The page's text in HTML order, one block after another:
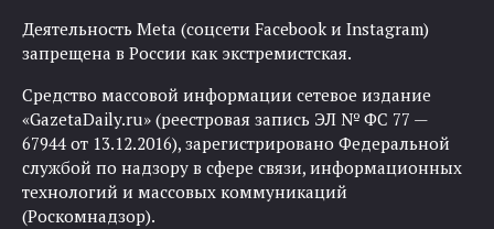
Деятельность Meta (соцсети Facebook и Instagram)
запрещена в России как экстремистская.
Средство массовой информации сетевое издание
«GazetaDaily.ru» (реестровая запись ЭЛ № ФС 77 —
67944 от 13.12.2016), зарегистрировано Федеральной
службой по надзору в сфере связи, информационных
технологий и массовых коммуникаций
(Роскомнадзор).